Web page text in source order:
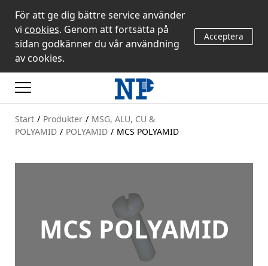
För att ge dig bättre service använder
vi cookies. Genom att fortsätta på
sidan godkänner du vår användning
av cookies.
Acceptera
Start / Produkter / MSG, ALU, CU &
POLYAMID / POLYAMID / MCS POLYAMID
MCS POLYAMID